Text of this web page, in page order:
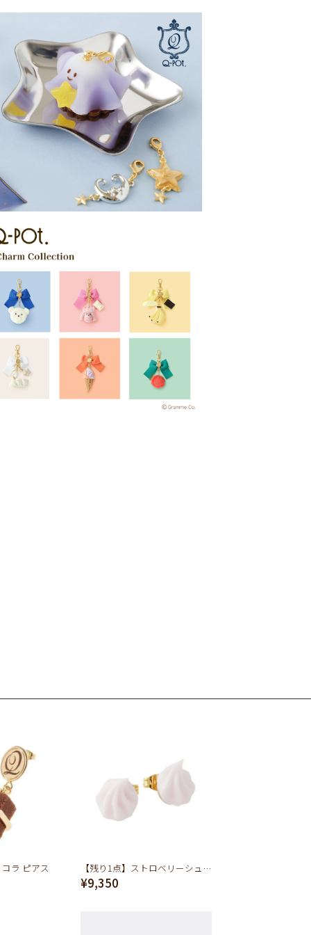
ラ ピアス 【残り1点】ストロベリーシュガークリーム ピアス
¥9,350